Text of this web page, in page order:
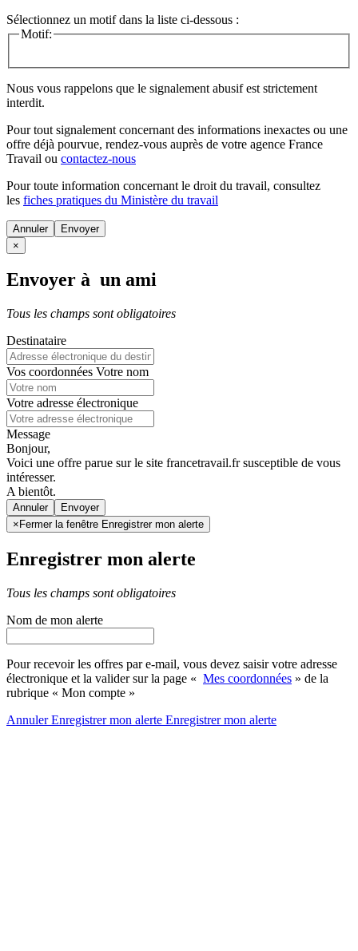
Sélectionnez un motif dans la liste ci-dessous :
Motif:
Nous vous rappelons que le signalement abusif est strictement
interdit.
Pour tout signalement concernant des informations inexactes ou une
offre déjà pourvue, rendez-vous auprès de votre agence France
Travail ou contactez-nous
Pour toute information concernant le droit du travail, consultez
les fiches pratiques du Ministère du travail
Annuler
×
Envoyer à un ami
Tous les champs sont obligatoires
Destinataire
Vos coordonnées Votre nom
Votre adresse électronique
Message
Bonjour,
Voici une offre parue sur le site francetravail.fr susceptible de vous
intéresser.
A bientôt.
Annuler
× Fermer la fenêtre Enregistrer mon alerte
Enregistrer mon alerte
Tous les champs sont obligatoires
Nom de mon alerte
Pour recevoir les offres par e-mail, vous devez saisir votre adresse
électronique et la valider sur la page « Mes coordonnées » de la
rubrique « Mon compte »
AnnulerEnregistrer mon alerte Enregistrermon alerte